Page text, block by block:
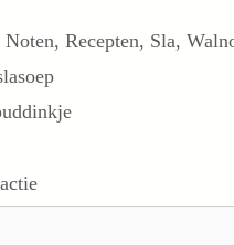
Noten, Recepten, Sla,